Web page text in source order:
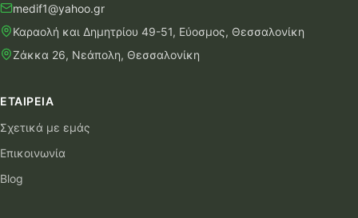
medif1@yahoo.gr
Καραολή και Δημητρίου 49-51, Εύοσμος, Θεσσαλονίκη
Ζάκκα 26, Νεάπολη, Θεσσαλονίκη
ΕΤΑΙΡΕΊΑ
Σχετικά με εμάς
Επικοινωνία
Blog